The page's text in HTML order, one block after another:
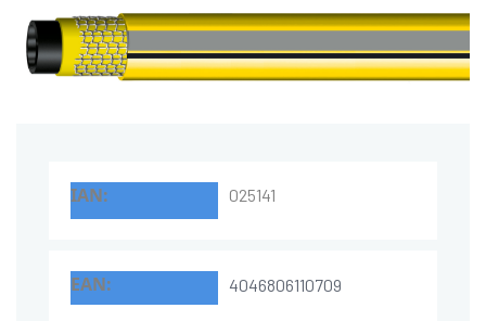
025141
4046806110709